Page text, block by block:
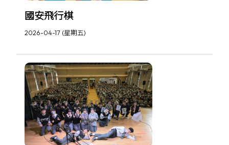
國安飛行棋
2026-04-17 (星期五)